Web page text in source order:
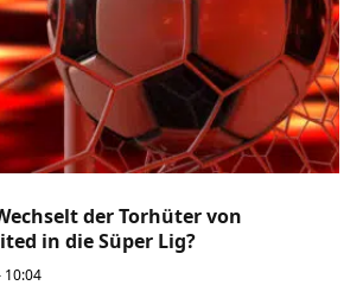
der Torhüter von
in die Süper Lig?
10:04